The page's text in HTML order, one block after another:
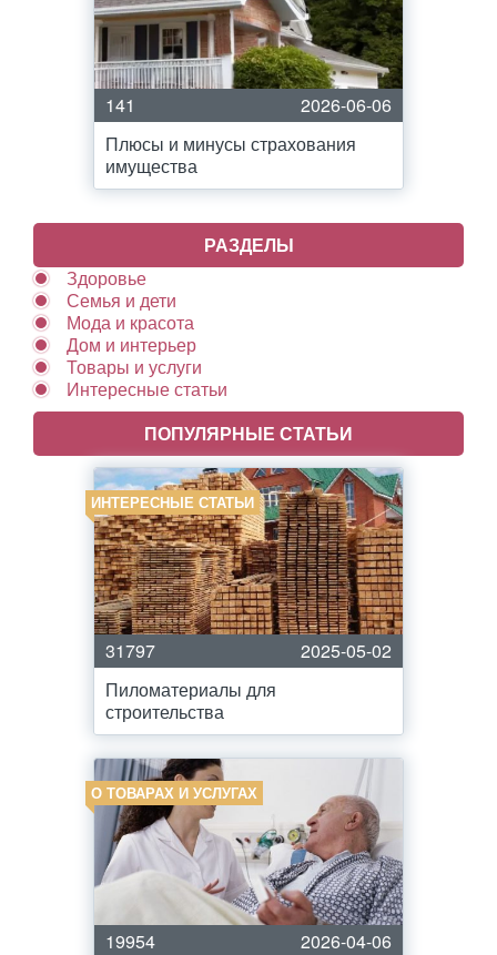
141
2026-06-06
Плюсы и минусы страхования
имущества
РАЗДЕЛЫ
Здоровье
Семья и дети
Мода и красота
Дом и интерьер
Товары и услуги
Интересные статьи
ПОПУЛЯРНЫЕ СТАТЬИ
ИНТЕРЕСНЫЕ СТАТЬИ
31797
2025-05-02
Пиломатериалы для
строительства
О ТОВАРАХ И УСЛУГАХ
19954
2026-04-06